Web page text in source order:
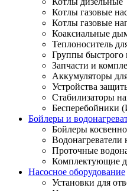
Котлы газовые
Котлы газовые
Коаксиальные
Теплоноситель
Группы быстрого
Запчасти и
Аккумуляторы
Устройства
Стабилизаторы
Бесперебойники
Бойлеры и
Бойлеры
Водонагреватели
Проточные
Комплектующие
Насосное оборудование
Установки для